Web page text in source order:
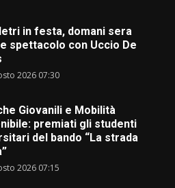
in festa, domani sera
spettacolo con Uccio De
2026 07:30
Giovanili e Mobilità
premiati gli studenti
del bando “La strada
2026 07:15